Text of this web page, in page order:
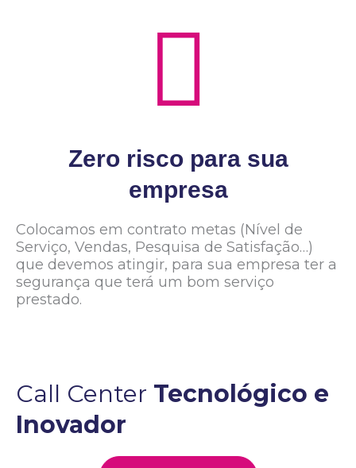
Zero risco para sua
empresa
Colocamos em contrato metas (Nível de
Serviço, Vendas, Pesquisa de Satisfação…)
que devemos atingir, para sua empresa ter a
segurança que terá um bom serviço
prestado.
Call Center Tecnológico e
Inovador